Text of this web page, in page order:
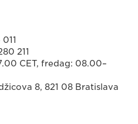
211
CET, fredag: 08.00–
8, 821 08 Bratislava